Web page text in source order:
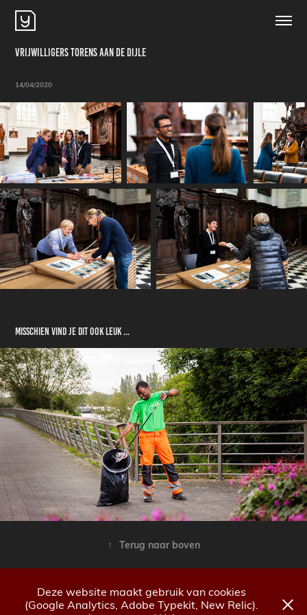
Vrijwilligers Torens aan de Dijle
14/04/2020
Misschien vind je dit ook leuk ...
Vlotter Facilities 15-04-2024
↑ Terug naar boven
© Yannig Van de Wouwer fotografie
Deze website maakt gebruik van cookies
(Google Analytics, Adobe Typekit, New Relic).